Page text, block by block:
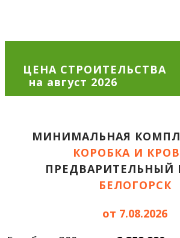
ЦЕНА СТРОИТЕЛЬСТВА
МИНИМАЛЬНАЯ
КОРОБКА И
ПРЕДВАРИТЕЛЬНЫЙ
БЕЛОГОРСК
от 7.08.2026